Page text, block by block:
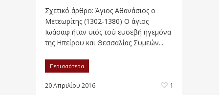
Σχετικό άρθρο: Άγιος Αθανάσιος ο
Μετεωρίτης (1302-1380) Ο άγιος
Ιωάσαφ ήταν υιός τού ευσεβή ηγεμόνα
της Ηπείρου και Θεσσαλίας Συμεών...
Περισσότερα
20 Απριλίου 2016 1